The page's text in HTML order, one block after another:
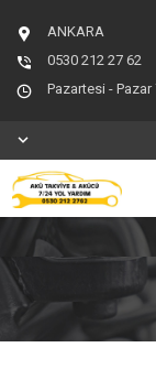
ANKARA
0530 212 27 62
Pazartesi -